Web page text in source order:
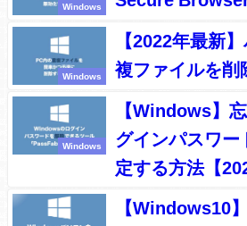
Windows
Windows
【2022年最新
複ファイルを削
Windows
【Windows】
グインパスワー
定する方法【
【Windows10